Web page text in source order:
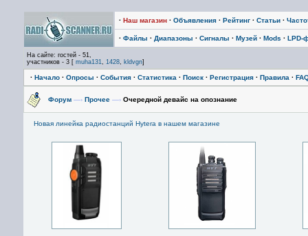
· Наш магазин · Объявления · Рейтинг · Статьи ·
· Файлы · Диапазоны · Сигналы · Музей · Mods · LPD-
На сайте: гостей - 51,
участников - 3 [ muha131, 1428, kldvgn]
· Начало · Опросы · События · Статистика · Поиск · Регистрация · Правила ·
Форум —› Прочее —› Очередной девайс на опознание
Новая линейка радиостанций Hytera в нашем магазине